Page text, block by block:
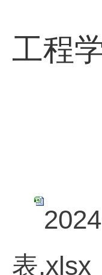
工程
表.xlsx